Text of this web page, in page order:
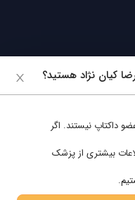
کیان نژاد هستید؟
داکتاپ نیستند. اگر
بیشتری از پزشک